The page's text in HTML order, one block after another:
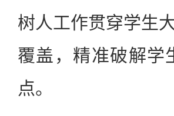
树人工作贯穿学生
覆盖，精准破解学
点。